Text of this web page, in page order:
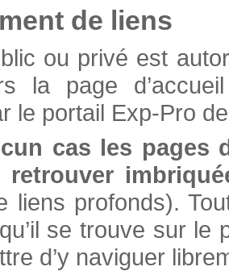
de liens
ou privé est
la page
le portail Exp-Pro
cas les pages
retrouver
liens profonds).
se trouve sur
d’y naviguer